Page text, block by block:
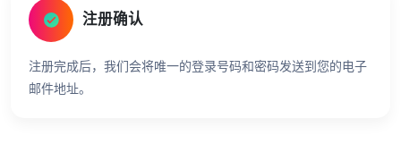
注册确认
注册完成后，我们会将唯一的登录号码和密码发送到您的电子
邮件地址。